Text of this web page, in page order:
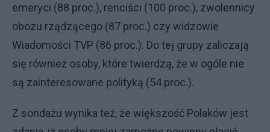
emeryci (88 proc.), renciści (100 proc.), zwolennicy
obozu rządzącego (87 proc.) czy widzowie
Wiadomości TVP (86 proc.). Do tej grupy zaliczają
się również osoby, które twierdzą, że w ogóle nie
są zainteresowane polityką (54 proc.).
Z sondażu wynika też, że większość Polaków jest